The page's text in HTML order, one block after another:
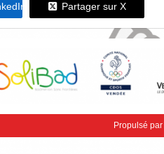
Partager sur X
Propulsé par